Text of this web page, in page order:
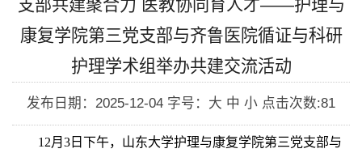
支部共建聚合力 医教协同育人才——护理与
康复学院第三党支部与齐鲁医院循证与科研
护理学术组举办共建交流活动
发布日期：2025-12-04 字号：大 中 小 点击次数:81
12月 3 日下午，山东大学护理与康复学院第三党支部与